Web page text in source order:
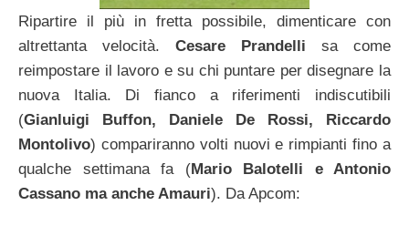
Ripartire il più in fretta possibile, dimenticare con
altrettanta velocità. Cesare Prandelli sa come
reimpostare il lavoro e su chi puntare per disegnare la
nuova Italia. Di fianco a riferimenti indiscutibili
(Gianluigi Buffon, Daniele De Rossi, Riccardo
Montolivo) compariranno volti nuovi e rimpianti fino a
qualche settimana fa (Mario Balotelli e Antonio
Cassano ma anche Amauri). Da Apcom: